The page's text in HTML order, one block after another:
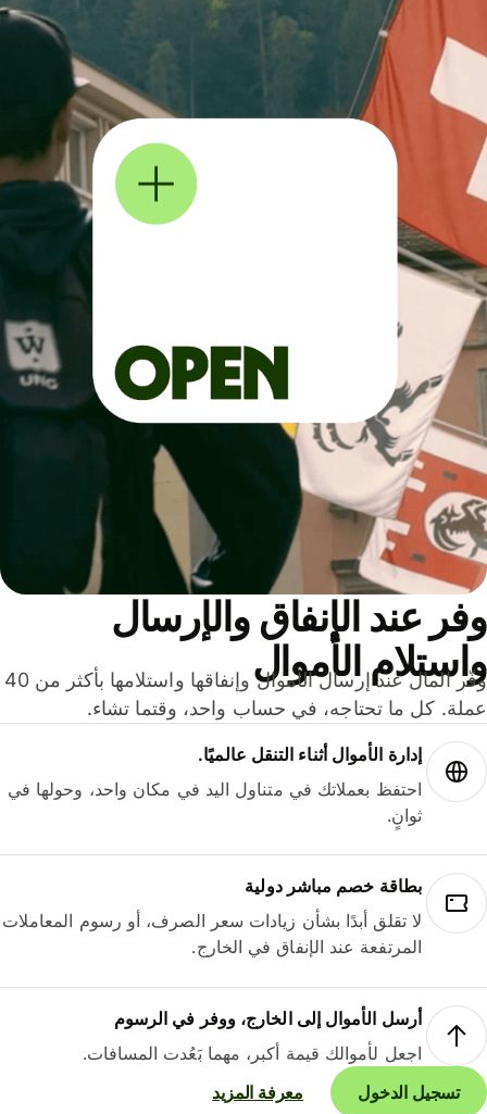
عند الإنفاق والإرسال
الأموال
وفّر المال عند إرسال الأموال وإنفاقها واستلامها بأكثر من 40
كل ما تحتاجه، في حساب واحد، وقتما تشاء.
إدارة الأموال أثناء التنقل عالميًا.
احتفظ بعملاتك في متناول اليد في مكان واحد، وحولها في
ثوانٍ.
بطاقة خصم مباشر دولية
لا تقلق أبدًا بشأن زيادات سعر الصرف، أو رسوم المعاملات
المرتفعة عند الإنفاق في الخارج.
أرسل الأموال إلى الخارج، ووفر في الرسوم
اجعل لأموالك قيمة أكبر، مهما بَعُدت المسافات.
تسجيل الدخول
معرفة المزيد